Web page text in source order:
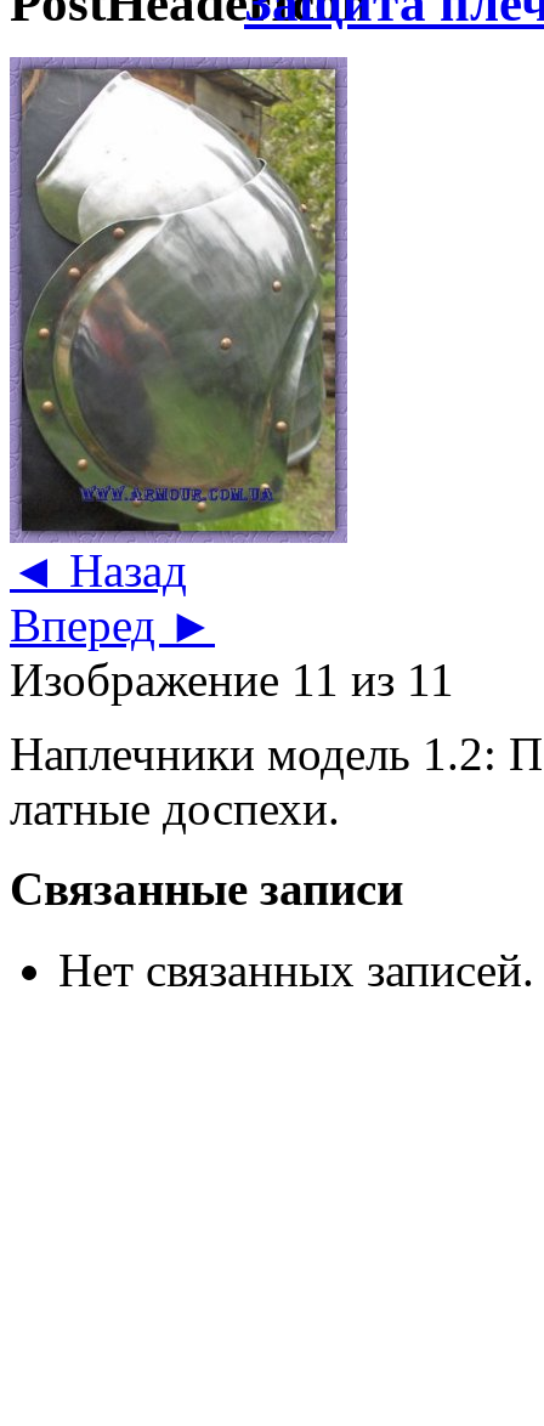
◄ Назад
Вперед ►
Изображение 11 из 11
Наплечники модель 1.2:
латные доспехи.
Связанные записи
Нет связанных записей.